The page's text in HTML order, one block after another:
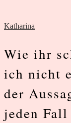
Katharina
Wie ihr
ich nicht
der
jeden